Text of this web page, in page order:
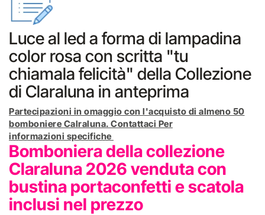
Luce al led a forma di lampadina
color rosa con scritta "tu
chiamala felicità" della Collezione
di Claraluna in anteprima
Partecipazioni in omaggio con l'acquisto di almeno 50
bomboniere Calraluna. Contattaci Per
informazioni specifiche
Bomboniera della collezione
Claraluna 2026 venduta con
bustina portaconfetti e scatola
inclusi nel prezzo